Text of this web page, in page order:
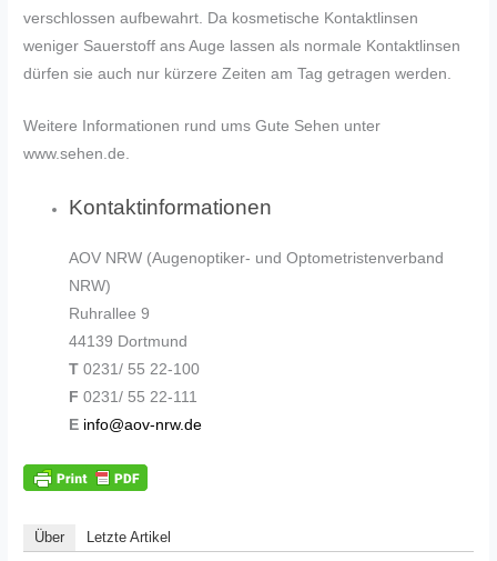
verschlossen aufbewahrt. Da kosmetische Kontaktlinsen
weniger Sauerstoff ans Auge lassen als normale Kontaktlinsen
dürfen sie auch nur kürzere Zeiten am Tag getragen werden.
Weitere Informationen rund ums Gute Sehen unter
www.sehen.de.
Kontaktinformationen
AOV NRW (Augenoptiker- und Optometristenverband
NRW)
Ruhrallee 9
44139 Dortmund
T 0231/ 55 22-100
F 0231/ 55 22-111
E info@aov-nrw.de
Über Letzte Artikel